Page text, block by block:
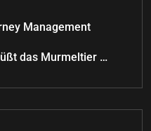
Management
das Murmeltier …